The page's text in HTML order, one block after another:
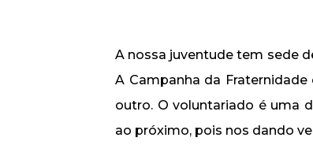
A nossa juventude tem sede
A Campanha da Fraternidade
outro. O voluntariado é uma
ao próximo, pois nos dando